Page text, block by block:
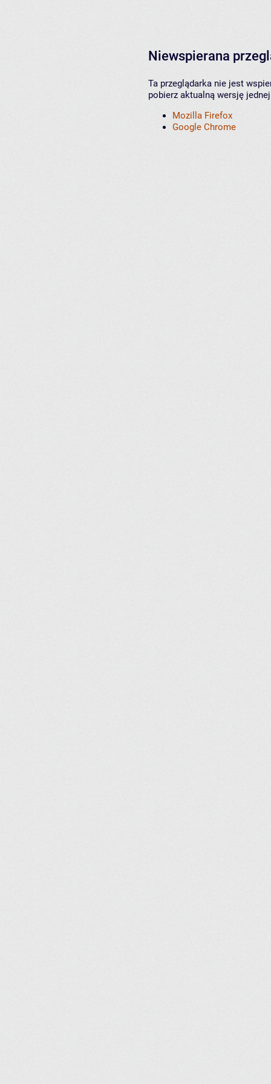
Niewspierana
Ta przeglądarka nie jest
pobierz aktualną wersję
Mozilla Firefox
Google Chrome